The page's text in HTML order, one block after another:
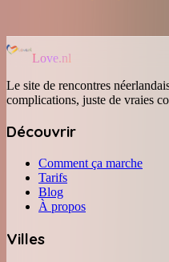
Love.nl
Le site de rencontres
complications, juste de vraies
Découvrir
Comment ça marche
Tarifs
Blog
À propos
Villes